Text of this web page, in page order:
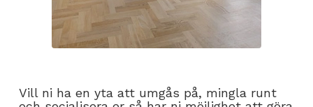
Vill ni ha en yta att umgås på, mingla runt